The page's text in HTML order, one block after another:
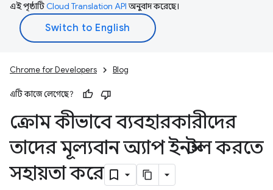
এই পৃষ্ঠাটিCloud Translation APIঅনুবাদ করেছে।
Chrome for Developers Blog
এটি কাজে লেগেছে?
ক্রোম কীভাবে ব্যবহারকারীদের
তাদের মূল্যবান অ্যাপ ইনস্টল করতে
সহায়তা করে